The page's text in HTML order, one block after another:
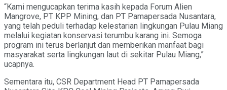
“Kami mengucapkan terima kasih kepada Forum Alien
Mangrove, PT KPP Mining, dan PT Pamapersada Nusantara,
yang telah peduli terhadap kelestarian lingkungan Pulau Miang
melalui kegiatan konservasi terumbu karang ini. Semoga
program ini terus berlanjut dan memberikan manfaat bagi
masyarakat serta lingkungan laut di sekitar Pulau Miang,”
ucapnya.
Sementara itu, CSR Department Head PT Pamapersada